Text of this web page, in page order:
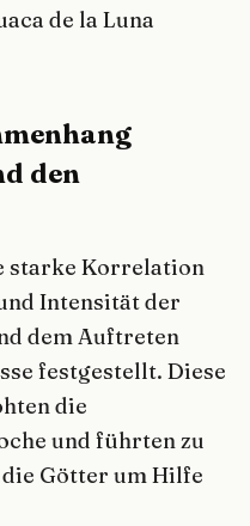
de la Luna
den
starke Korrelation
Intensität der
dem Auftreten
festgestellt. Diese
die
und führten zu
Götter um Hilfe